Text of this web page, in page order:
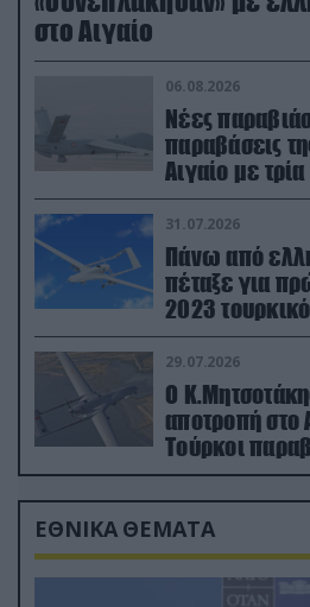
στο Αιγαίο
06.08.2026
Νέες
παραβάσεις
Αιγαίο με τρία
31.07.2026
Πάνω από
πέταξε για
2023
29.07.2026
Ο
αποτροπή στο
Τούρκοι
drone
ΕΘΝΙΚΑ ΘΕΜΑΤΑ